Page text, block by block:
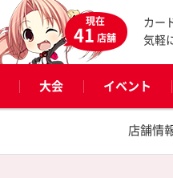
現在
41店舗
カー
気軽
大会 イベント
店舗情